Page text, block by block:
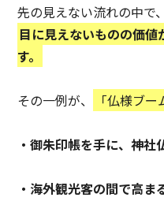
先の見えない流れの中で、
目に見えないものの価
す。
その一例が、 「仏様ブー
・御朱印帳を手に、神
・海外観光客の間で高